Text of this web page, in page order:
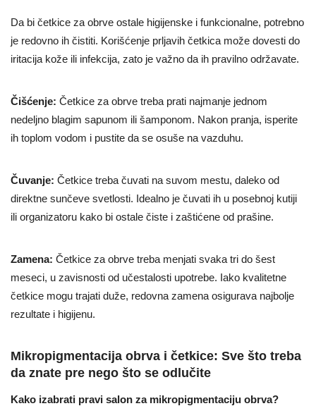
Da bi četkice za obrve ostale higijenske i funkcionalne, potrebno
je redovno ih čistiti. Korišćenje prljavih četkica može dovesti do
iritacija kože ili infekcija, zato je važno da ih pravilno održavate.
Čišćenje: Četkice za obrve treba prati najmanje jednom
nedeljno blagim sapunom ili šamponom. Nakon pranja, isperite
ih toplom vodom i pustite da se osuše na vazduhu.
Čuvanje: Četkice treba čuvati na suvom mestu, daleko od
direktne sunčeve svetlosti. Idealno je čuvati ih u posebnoj kutiji
ili organizatoru kako bi ostale čiste i zaštićene od prašine.
Zamena: Četkice za obrve treba menjati svaka tri do šest
meseci, u zavisnosti od učestalosti upotrebe. Iako kvalitetne
četkice mogu trajati duže, redovna zamena osigurava najbolje
rezultate i higijenu.
Mikropigmentacija obrva i četkice: Sve što treba
da znate pre nego što se odlučite
Kako izabrati pravi salon za mikropigmentaciju obrva?